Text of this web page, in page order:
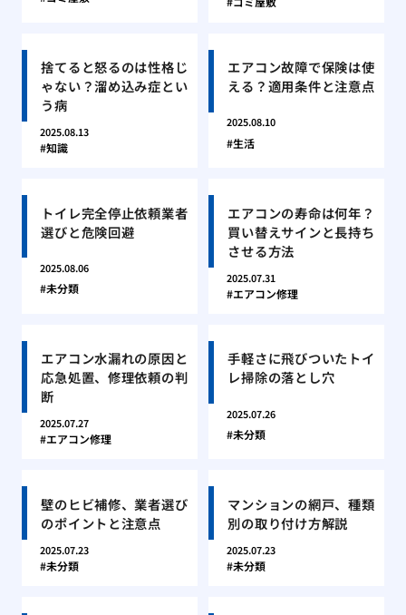
捨てると怒るのは性格じ
ゃない？溜め込み症とい
う病
2025.08.13
知識
エアコン故障で保険は使
える？適用条件と注意点
2025.08.10
生活
トイレ完全停止依頼業者
選びと危険回避
2025.08.06
未分類
エアコンの寿命は何年？
買い替えサインと長持ち
させる方法
2025.07.31
エアコン修理
エアコン水漏れの原因と
応急処置、修理依頼の判
断
2025.07.27
エアコン修理
手軽さに飛びついたトイ
レ掃除の落とし穴
2025.07.26
未分類
壁のヒビ補修、業者選び
のポイントと注意点
2025.07.23
未分類
マンションの網戸、種類
別の取り付け方解説
2025.07.23
未分類